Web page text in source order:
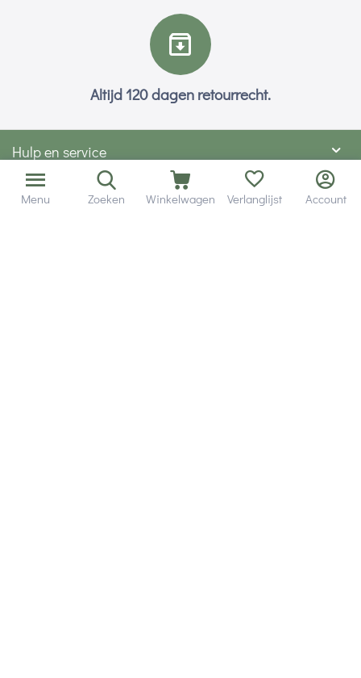
Altijd 120 dagen retourrecht.
Hulp en service
Contact gegevens
Menu Zoeken Winkelwagen Verlanglijst Account